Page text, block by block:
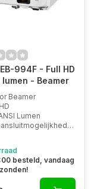
994F - Full HD
- Beamer
Beamer
Lumen
besteld, vandaag